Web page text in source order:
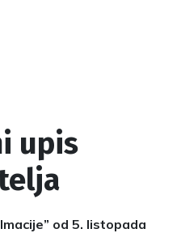
upis
od 5. listopada